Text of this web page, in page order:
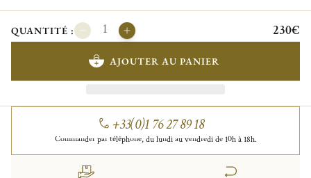
QUANTITÉ : 230€
AJOUTER AU PANIER
+33(0)1 76 27 89 18
Commander par téléphone, du lundi au vendredi de 10h à 18h.